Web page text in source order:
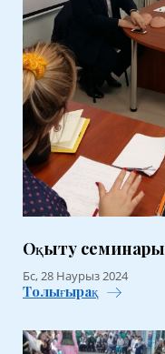
Оқыту семинары
Бс, 28 Наурыз 2024
Толығырақ